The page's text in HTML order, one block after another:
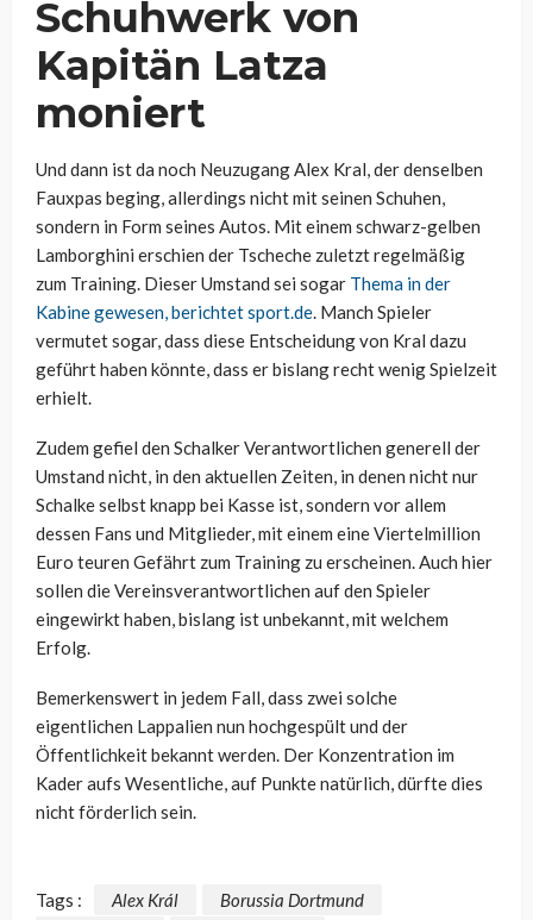
Schuhwerk von
Kapitän Latza
moniert
Und dann ist da noch Neuzugang Alex Kral, der denselben
Fauxpas beging, allerdings nicht mit seinen Schuhen,
sondern in Form seines Autos. Mit einem schwarz-gelben
Lamborghini erschien der Tscheche zuletzt regelmäßig
zum Training. Dieser Umstand sei sogar Thema in der
Kabine gewesen, berichtet sport.de. Manch Spieler
vermutet sogar, dass diese Entscheidung von Kral dazu
geführt haben könnte, dass er bislang recht wenig Spielzeit
erhielt.
Zudem gefiel den Schalker Verantwortlichen generell der
Umstand nicht, in den aktuellen Zeiten, in denen nicht nur
Schalke selbst knapp bei Kasse ist, sondern vor allem
dessen Fans und Mitglieder, mit einem eine Viertelmillion
Euro teuren Gefährt zum Training zu erscheinen. Auch hier
sollen die Vereinsverantwortlichen auf den Spieler
eingewirkt haben, bislang ist unbekannt, mit welchem
Erfolg.
Bemerkenswert in jedem Fall, dass zwei solche
eigentlichen Lappalien nun hochgespült und der
Öffentlichkeit bekannt werden. Der Konzentration im
Kader aufs Wesentliche, auf Punkte natürlich, dürfte dies
nicht förderlich sein.
Tags : Alex Král
Borussia Dortmund